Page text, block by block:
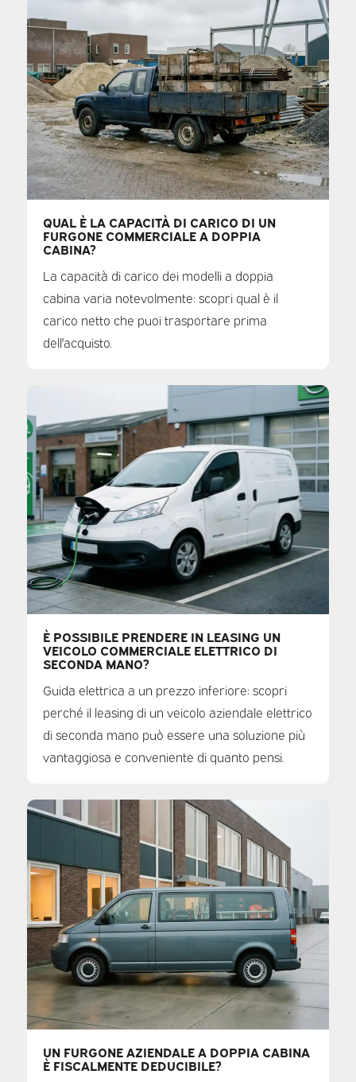
QUAL È LA CAPACITÀ DI CARICO DI UN
FURGONE COMMERCIALE A DOPPIA
CABINA?
La capacità di carico dei modelli a doppia
cabina varia notevolmente: scopri qual è il
carico netto che puoi trasportare prima
dell'acquisto.
È POSSIBILE PRENDERE IN LEASING UN
VEICOLO COMMERCIALE ELETTRICO DI
SECONDA MANO?
Guida elettrica a un prezzo inferiore: scopri
perché il leasing di un veicolo aziendale elettrico
di seconda mano può essere una soluzione più
vantaggiosa e conveniente di quanto pensi.
UN FURGONE AZIENDALE A DOPPIA CABINA
È FISCALMENTE DEDUCIBILE?